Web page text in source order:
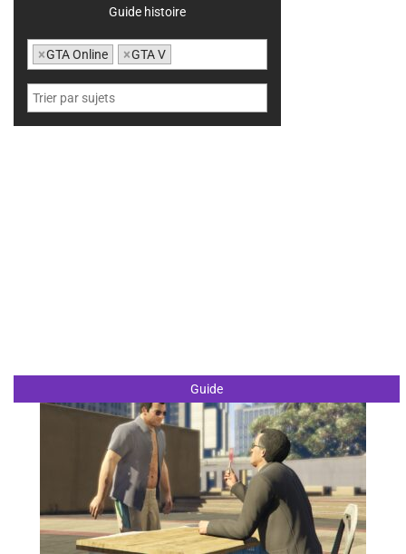
Guide
Guide histoire
×GTA Online ×GTA V